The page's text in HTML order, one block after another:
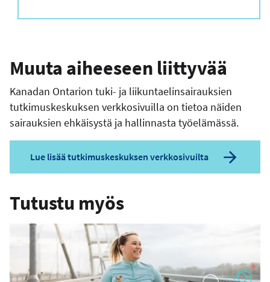
Muuta aiheeseen liittyvää
Kanadan Ontarion tuki- ja liikuntaelinsairauksien
tutkimuskeskuksen verkkosivuilla on tietoa näiden
sairauksien ehkäisystä ja hallinnasta työelämässä.
Lue lisää tutkimuskeskuksen verkkosivuilta
Tutustu myös